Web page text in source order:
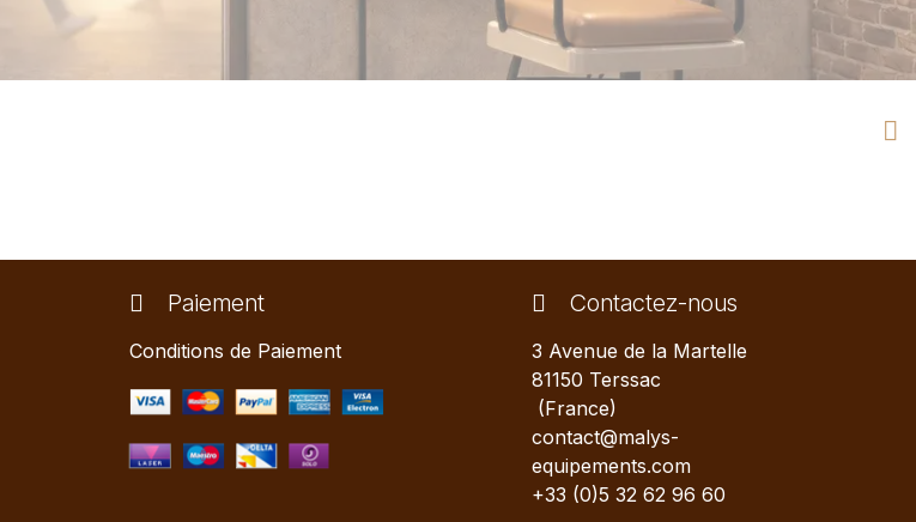
Paiement
Conditions de Paiement
Contactez-nous
3 Avenue de la Martelle
81150 Terssac
(France)
contact@malys-
equipements.com
+33 (0)5 32 62 96 60